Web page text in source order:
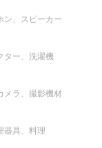
ン、スピーカー
ター、洗濯機
メラ、撮影機材
器具、料理